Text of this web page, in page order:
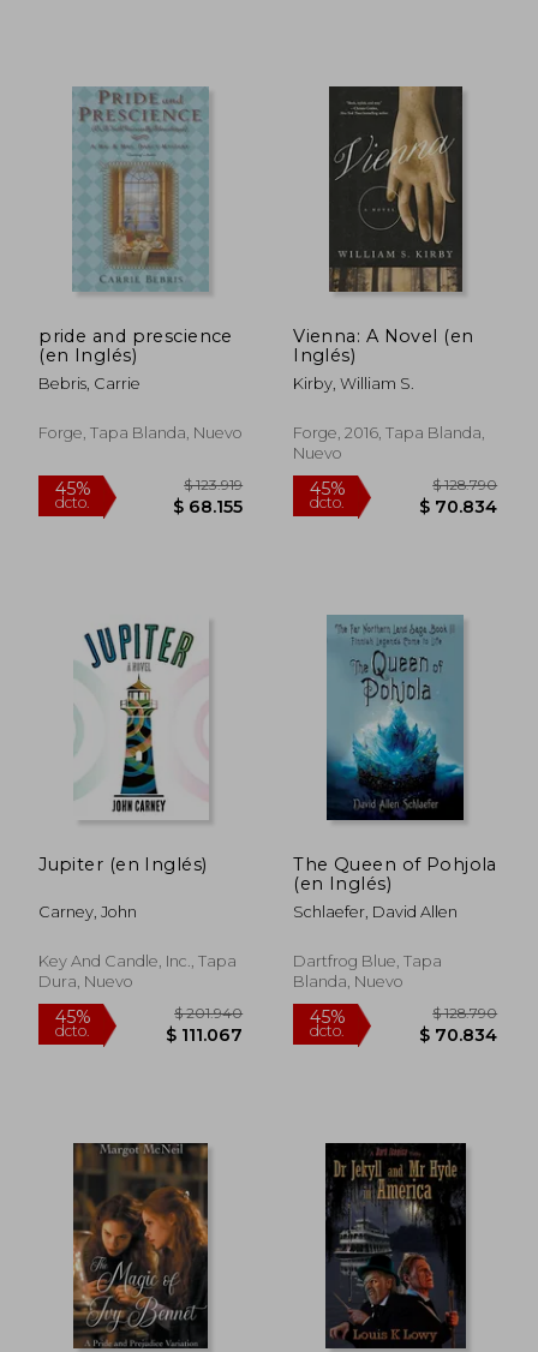
45%
dcto.
45%
dcto.
pride and prescience
(en Inglés)
Bebris, Carrie
Forge, Tapa Blanda, Nuevo
45% $ 123.919
Vienna: A Novel (en
Inglés)
Kirby, William S.
Forge, 2016, Tapa Blanda,
Nuevo
45%
dcto.
$
Jupiter (en Inglés)
Carney, John
Key And Candle, Inc., Tapa
Dura, Nuevo
The Queen of Pohjola
(en Inglés)
Schlaefer, David Allen
Dartfrog Blue, Tapa
Blanda, Nuevo